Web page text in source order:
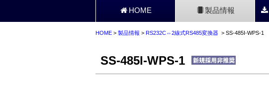
HOME 製品情報
HOME > 製品情報 > RS232C⇔2線式RS485変換器 > SS-485I-WPS-1
SS-485I-WPS-1